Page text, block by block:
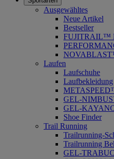
Ausgewähltes
Neue Artikel
Bestseller
FUJITRAIL™
Laufen
Laufschuhe
Laufbekleidung
GEL-
GEL-
Shoe Finder
Trail Running
Trailrunning-
Trailrunning
GEL-